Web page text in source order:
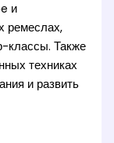
и
ремеслах,
классы. Также
техниках
и развить